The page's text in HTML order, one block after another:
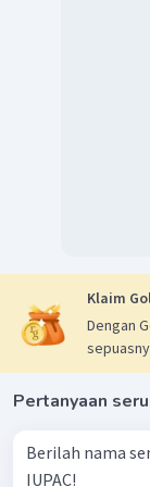
Klaim
Dengan
Pertanyaan
Berilah nama
IUPAC!